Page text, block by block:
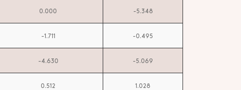
0.000 -5.348
-1.711 -0.495
-4.630 -5.069
0.512 1.028